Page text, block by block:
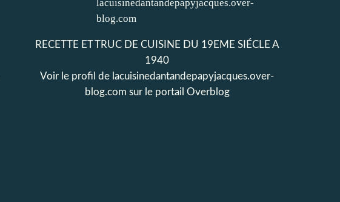
RECETTE ET TRUC DE CUISINE DU 19EME SIÉCLE A
1940
Voir le profil de lacuisinedantandepapyjacques.over-
blog.com sur le portail Overblog